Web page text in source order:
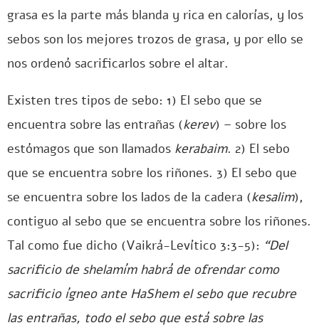
grasa es la parte más blanda y rica en calorías, y los
sebos son los mejores trozos de grasa, y por ello se
nos ordenó sacrificarlos sobre el altar.
Existen tres tipos de sebo: 1) El sebo que se
encuentra sobre las entrañas (kerev) – sobre los
estómagos que son llamados kerabaim. 2) El sebo
que se encuentra sobre los riñones. 3) El sebo que
se encuentra sobre los lados de la cadera (kesalim),
contiguo al sebo que se encuentra sobre los riñones.
Tal como fue dicho (Vaikrá-Levítico 3:3-5): “Del
sacrificio de shelamím habrá de ofrendar como
sacrificio ígneo ante HaShem el sebo que recubre
las entrañas, todo el sebo que está sobre las